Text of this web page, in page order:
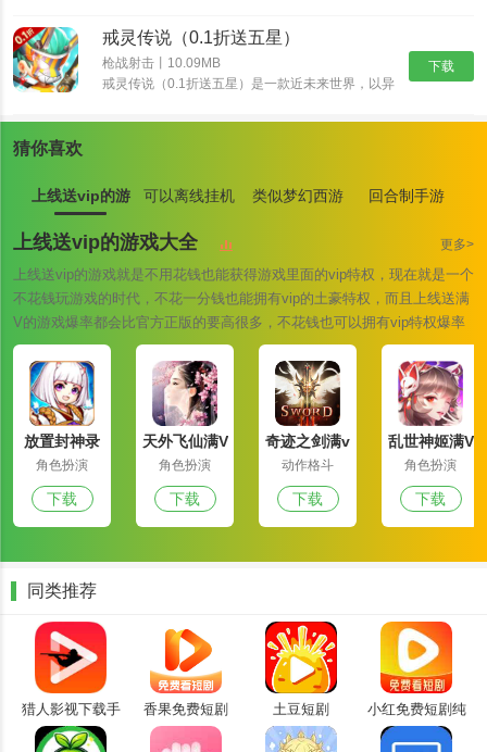
欢聊堡软件特色
软件里面有很多的语音派对，用户可自由选择加入，进行派对交友。
用户可以在个人主页进行个人资料和个性签名编辑，自信展示自我。
软件的搜索功能助力用户快速找友并聊天交友，提高用户的交友效
率。
用户可以将自己感兴趣的人添加为好友，方便随时查看和与其交流。
里找到一个用户知道自己声控标签的时候还在调音的朋友。
你可以把一段话录成漂流瓶，在app里认识陌生人，通过自己的声音
在网上找到cp，认识伴侣。
可以和朋友匿名聊天，在app里勇敢向喜欢的人表白，得到你的爱。
可以和异性交流，在app里通过声音是一种深刻的理解，让朋友可以
能，酣畅淋漓的战斗让你热血澎湃！
下载
戒灵传说（0.1折送五星）
枪战射击丨10.09MB
戒灵传说（0.1折送五星）是一款近未来世界，以异
新卡组，海量卡牌搭配及阵营组合，衍生出丰富策略
猜你喜欢
上线送vip的游
戏大全
可以离线挂机
游戏大全
类似梦幻西游 回合制手游
上线送vip的游戏大全 更多>
上线送vip的游戏就是不用花钱也能获得游戏里面的vip特权，现在就是一个
不花钱玩游戏的时代，不花一分钱也能拥有vip的土豪特权，而且上线送满
V的游戏爆率都会比官方正版的要高很多，不花钱也可以拥有vip特权爆率
也是翻倍的上调，您还在等什么快来下载一款试试吧！
放置封神录
满v版
角色扮演
下载
天外飞仙满V
版
角色扮演
下载
奇迹之剑满v
版
动作格斗
下载
乱世神姬满V
版
角色扮演
下载
同类推荐
猎人影视下载手
机版
香果免费短剧 土豆短剧
小红免费短剧纯
净版